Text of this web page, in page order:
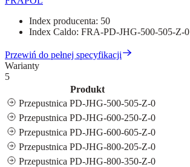
Index producenta: 50
Index Caldo: FRA-PD-JHG-500-505-Z-0
Przewiń do pełnej specyfikacji
Warianty
5
Produkt
Przepustnica PD-JHG-500-505-Z-0
Przepustnica PD-JHG-600-250-Z-0
Przepustnica PD-JHG-600-605-Z-0
Przepustnica PD-JHG-800-205-Z-0
Przepustnica PD-JHG-800-350-Z-0